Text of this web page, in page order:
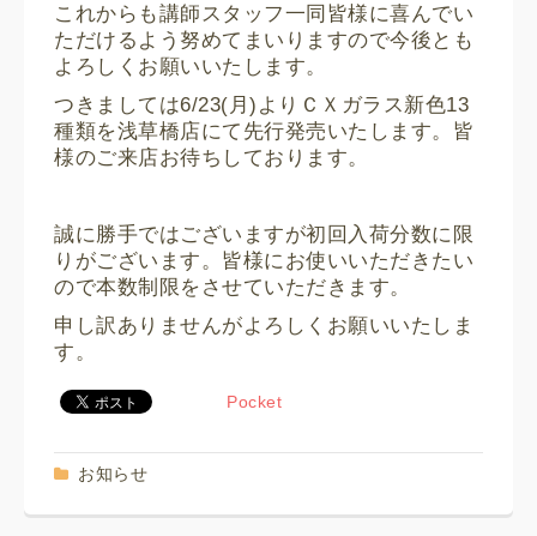
これからも講師スタッフ一同皆様に喜んでい
ただけるよう努めてまいりますので今後とも
よろしくお願いいたします。
つきましては6/23(月)よりＣＸガラス新色13
種類を浅草橋店にて先行発売いたします。皆
様のご来店お待ちしております。
誠に勝手ではございますが初回入荷分数に限
りがございます。皆様にお使いいただきたい
ので本数制限をさせていただきます。
申し訳ありませんがよろしくお願いいたしま
す。
Pocket
お知らせ